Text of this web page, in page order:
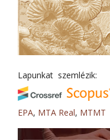
Lapunkat szemlézik:
EPA, MTA Real, MTMT